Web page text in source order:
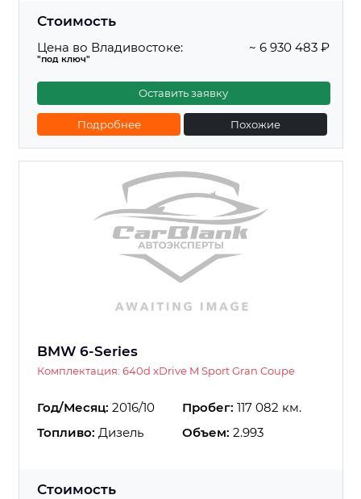
Стоимость
Цена во Владивостоке:
"под ключ"
~ 6 930 483 ₽
Оставить заявку
Подробнее Похожие
BMW 6-Series
Комплектация: 640d xDrive M Sport Gran Coupe
Год/Месяц: 2016/10 Пробег: 117 082 км.
Топливо: Дизель Объем: 2.993
Стоимость